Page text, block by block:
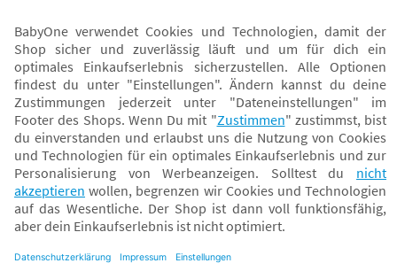
Sicher zahlen